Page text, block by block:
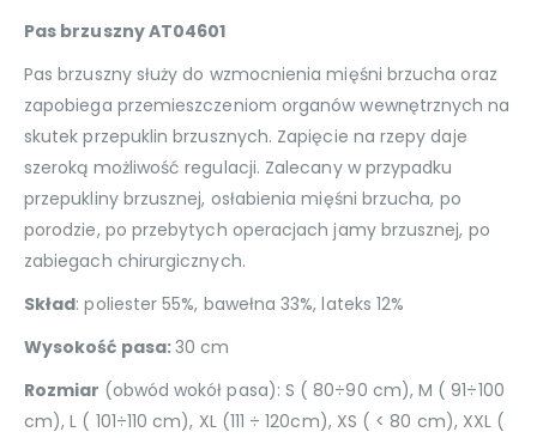
Pas brzuszny AT04601
Pas brzuszny służy do wzmocnienia mięśni brzucha oraz
zapobiega przemieszczeniom organów wewnętrznych na
skutek przepuklin brzusznych. Zapięcie na rzepy daje
szeroką możliwość regulacji. Zalecany w przypadku
przepukliny brzusznej, osłabienia mięśni brzucha, po
porodzie, po przebytych operacjach jamy brzusznej, po
zabiegach chirurgicznych.
Skład: poliester 55%, bawełna 33%, lateks 12%
Wysokość pasa:30 cm
Rozmiar (obwód wokół pasa): S ( 80÷90 cm), M ( 91÷100
cm), L ( 101÷110 cm), XL (111 ÷ 120cm), XS ( < 80 cm), XXL (